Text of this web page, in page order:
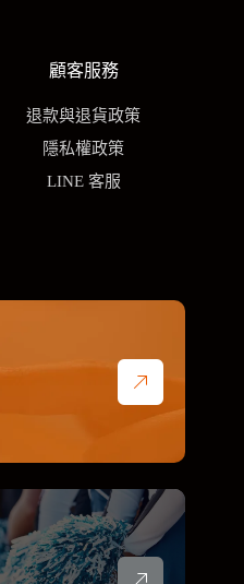
顧客服務
退款與退貨政策
隱私權政策
LINE 客服